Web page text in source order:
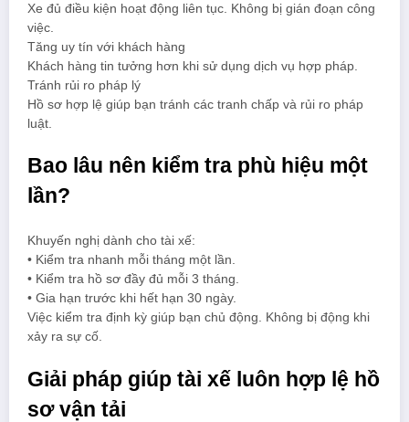
Xe đủ điều kiện hoạt động liên tục. Không bị gián đoạn công
việc.
Tăng uy tín với khách hàng
Khách hàng tin tưởng hơn khi sử dụng dịch vụ hợp pháp.
Tránh rủi ro pháp lý
Hồ sơ hợp lệ giúp bạn tránh các tranh chấp và rủi ro pháp
luật.
Bao lâu nên kiểm tra phù hiệu một
lần?
Khuyến nghị dành cho tài xế:
• Kiểm tra nhanh mỗi tháng một lần.
• Kiểm tra hồ sơ đầy đủ mỗi 3 tháng.
• Gia hạn trước khi hết hạn 30 ngày.
Việc kiểm tra định kỳ giúp bạn chủ động. Không bị động khi
xảy ra sự cố.
Giải pháp giúp tài xế luôn hợp lệ hồ
sơ vận tải